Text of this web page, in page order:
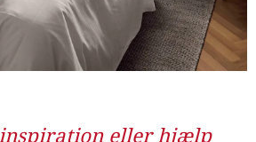
eller hjælp